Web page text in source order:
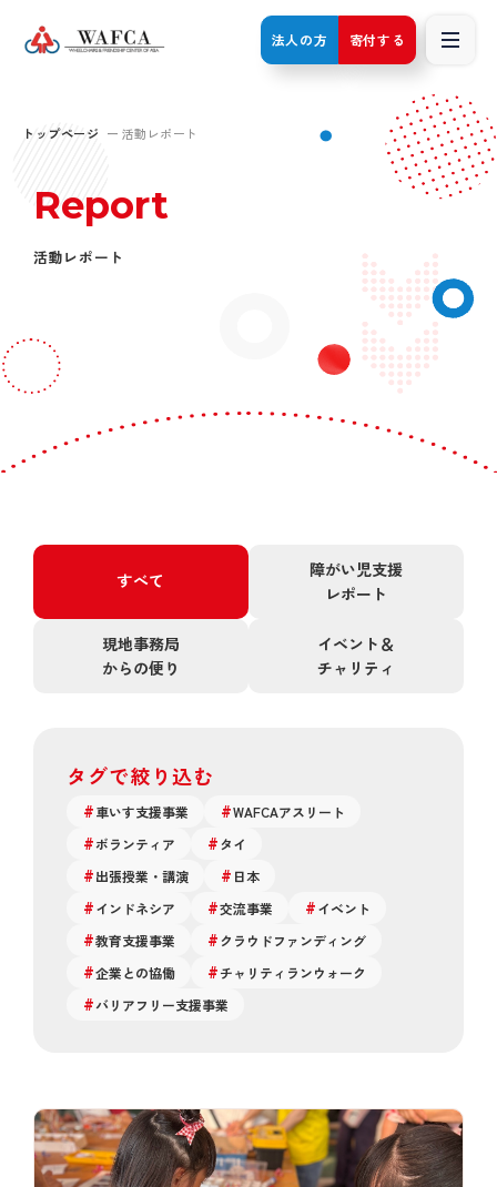
法人の方 寄付する
トップページ 活動レポート
Report
活動レポート
すべて
障がい児支援
レポート
現地事務局
からの便り
イベント＆
チャリティ
タグで絞り込む
車いす支援事業
WAFCAアスリート
ボランティア
タイ
出張授業・講演
日本
インドネシア
交流事業
イベント
教育支援事業
クラウドファンディング
企業との協働
チャリティランウォーク
バリアフリー支援事業